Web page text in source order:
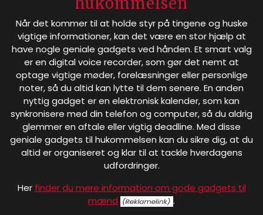
Når det kommer til at holde styr på tingene og huske
vigtige informationer, kan det være en stor hjælp at
have nogle geniale gadgets ved hånden. Et smart valg
er en digital voice recorder, som gør det nemt at
optage vigtige møder, forelæsninger eller personlige
noter, så du altid kan lytte til dem senere. En anden
nyttig gadget er en elektronisk kalender, som kan
synkronisere med din telefon og computer, så du aldrig
glemmer en aftale eller vigtig deadline. Med disse
geniale gadgets til hukommelsen kan du sikre dig, at du
altid er organiseret og klar til at tackle hverdagens
udfordringer.
Her finder du mere information om gode gadgets til
mænd
.